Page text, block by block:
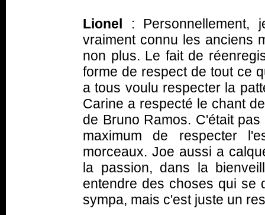
Lionel :
vraiment connu les anciens
non plus. Le fait de
forme de respect de tout ce
a tous voulu respecter la
Carine a respecté le chant
de Bruno Ramos. C'était
maximum de respecter
morceaux. Joe aussi a
la passion, dans la
entendre des choses qui se
sympa, mais c'est juste un